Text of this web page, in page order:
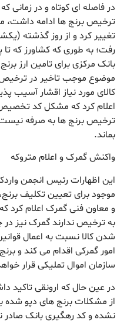
در فاصله ای کوتاه و در زمانی
ترخیص برنج ها ادامه داشت،
تغییر کرد و از روز گذشته
رفت؛ به طوری که کشاورز که
بانک مرکزی برای تامین ارز
موضوع موجب تاخیر در
کالای مورد نیاز اقشار آسیب
اعلام کرد که مشکل کد تخصیص
ترخیص برنج ها به صرفه
بماند.
واکنش گمرک و اعلام متروکه
این اظهارات رئیس انجمن
موجود برای تعیین تکلیف
و معاون فنی گمرک اعلام کرد
به ترخیص ندارند گمرک نیز
امور گمرکی اقدام می کند و
سازمان اموال تملیکی قرار
در عین حال که ارونقی
از مشکلات برنج های دپو شده
نشده و کد رهگیری بانک صادر